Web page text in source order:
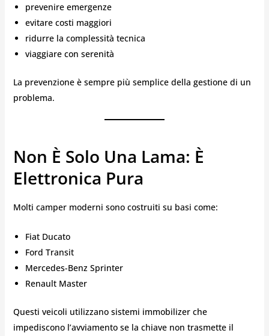
prevenire emergenze
evitare costi maggiori
ridurre la complessità tecnica
viaggiare con serenità
La prevenzione è sempre più semplice della gestione di un
problema.
Non È Solo Una Lama: È
Elettronica Pura
Molti camper moderni sono costruiti su basi come:
Fiat Ducato
Ford Transit
Mercedes-Benz Sprinter
Renault Master
Questi veicoli utilizzano sistemi immobilizer che
impediscono l’avviamento se la chiave non trasmette il